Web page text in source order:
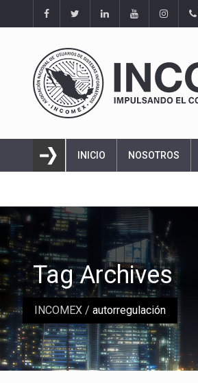
INICIO NOSOTROS
INCOMEX / autorregulación
Tag Archives